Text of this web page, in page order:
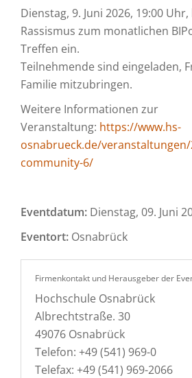
Dienstag, 9. Juni 2026, 19:00
Rassismus zum monatlichen
Treffen ein.
Teilnehmende sind eingeladen,
Familie mitzubringen.
Weitere Informationen zur
Veranstaltung: https://www.hs-
osnabrueck.de/
community-6/
Eventdatum: Dienstag, 09. Juni
Eventort: Osnabrück
Firmenkontakt und Herausgeber der
Hochschule Osnabrück
Albrechtstraße. 30
49076 Osnabrück
Telefon: +49 (541) 969-0
Telefax: +49 (541) 969-2066